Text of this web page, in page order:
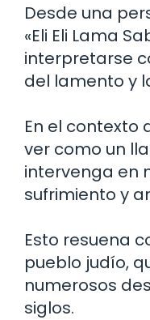
Desde una
«Eli Eli Lama
interpretarse
del lamento y
En el contexto
ver como un
intervenga en
sufrimiento y
Esto resuena
pueblo judío,
numerosos
siglos.